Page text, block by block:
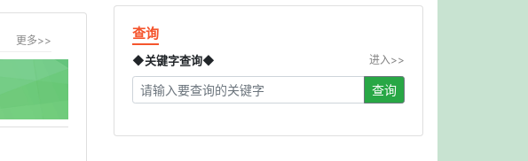
更多>> 查询
◆关键字查询◆ 进入>>
查询